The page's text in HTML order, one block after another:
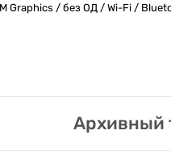
Graphics / без ОД / Wi-Fi /
Архивный